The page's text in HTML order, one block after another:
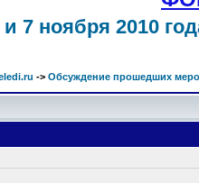
7 ноября 2010
-> Обсуждение прошедших